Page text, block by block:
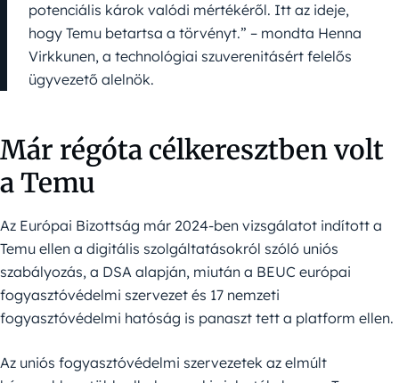
potenciális károk valódi mértékéről. Itt az ideje,
hogy Temu betartsa a törvényt.” – mondta Henna
Virkkunen, a technológiai szuverenitásért felelős
ügyvezető alelnök.
Már régóta célkeresztben volt
a Temu
Az Európai Bizottság már 2024-ben vizsgálatot indított a
Temu ellen a digitális szolgáltatásokról szóló uniós
szabályozás, a DSA alapján, miután a BEUC európai
fogyasztóvédelmi szervezet és 17 nemzeti
fogyasztóvédelmi hatóság is panaszt tett a platform ellen.
Az uniós fogyasztóvédelmi szervezetek az elmúlt